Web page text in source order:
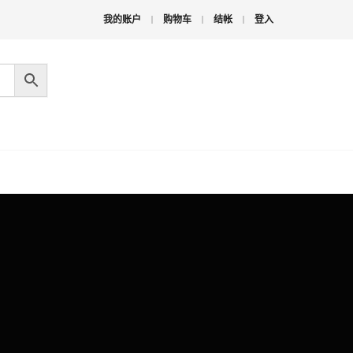
我的账户 购物车 结帐 登入